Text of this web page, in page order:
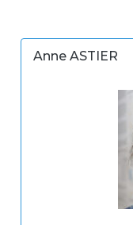
Anne ASTIER